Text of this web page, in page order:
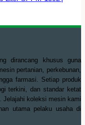
dirancang khusus guna
pertanian, perkebunan,
farmasi. Setiap produk
terkini, dan standar ketat
Jelajahi koleksi mesin kami
utama pelaku usaha di